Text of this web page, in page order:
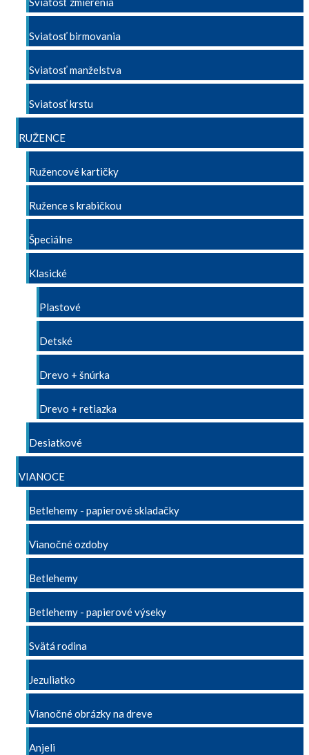
Sviatosť birmovania
Sviatosť manželstva
Sviatosť krstu
RUŽENCE
Ružencové kartičky
Ružence s krabičkou
Špeciálne
Klasické
Plastové
Detské
Drevo + šnúrka
Drevo + retiazka
Desiatkové
VIANOCE
Betlehemy - papierové skladačky
Vianočné ozdoby
Betlehemy
Betlehemy - papierové výseky
Svätá rodina
Jezuliatko
Vianočné obrázky na dreve
Anjeli